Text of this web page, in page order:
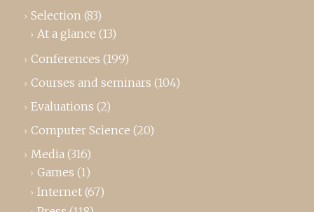
Selection (83)
At a glance (13)
Conferences (199)
Courses and seminars (104)
Evaluations (2)
Computer Science (20)
Media (316)
Games (1)
Internet (67)